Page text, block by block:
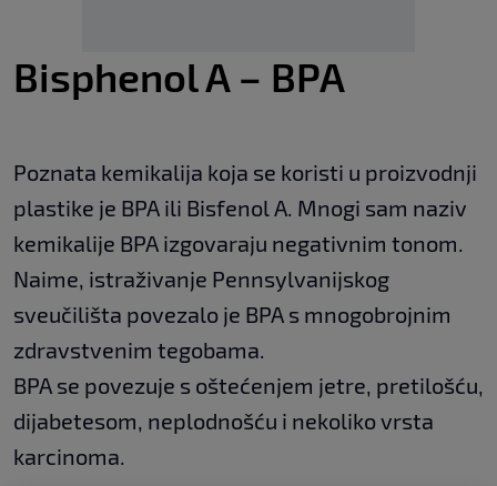
Bisphenol A – BPA
Poznata kemikalija koja se koristi u proizvodnji
plastike je BPA ili Bisfenol A. Mnogi sam naziv
kemikalije BPA izgovaraju negativnim tonom.
Naime, istraživanje Pennsylvanijskog
sveučilišta povezalo je BPA s mnogobrojnim
zdravstvenim tegobama.
BPA se povezuje s oštećenjem jetre, pretilošću,
dijabetesom, neplodnošću i nekoliko vrsta
karcinoma.